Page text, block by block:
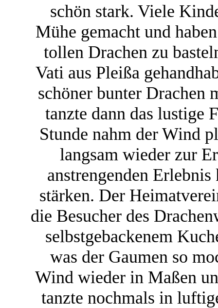
schön stark. Viele
Mühe gemacht und
tollen Drachen zu
Vati aus Pleißa
schöner bunter
tanzte dann das lustige
Stunde nahm der Wind
langsam wieder zur
anstrengenden
stärken. Der
die Besucher des
selbstgebackenem
was der Gaumen so
Wind wieder in Maßen
tanzte nochmals in